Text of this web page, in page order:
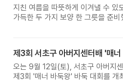
지친 여름을 따뜻하게 이겨낼 수 있
가득한 두 가지 보양 한 그릇을 준비
오는 9월 12일(토), 서초구 아버지
제3회 '매너 바둑왕' 바둑 대회를 개